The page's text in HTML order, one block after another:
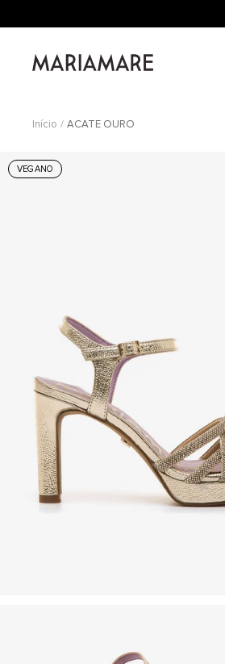
para
conteúdo
Mariamare
Início ACATE OURO
VEGANO